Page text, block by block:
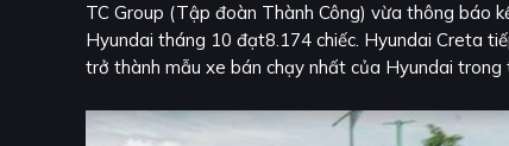
TC Group (Tập đoàn Thành Công) vừa thông báo
Hyundai tháng 10 đạt8.174 chiếc. Hyundai Creta
trở thành mẫu xe bán chạy nhất của Hyundai